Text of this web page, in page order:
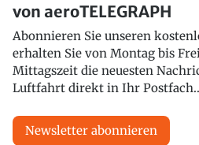
von aeroTELEGRAPH
Abonnieren Sie unseren
erhalten Sie von Montag bis
Mittagszeit die neuesten
Luftfahrt direkt in Ihr Postfach..
Newsletter abonnieren